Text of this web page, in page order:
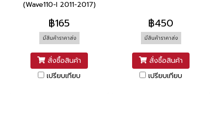
(Wave110-I 2011-2017)
฿165
มีสินค้าราคาส่ง
สั่งซื้อสินค้า
เปรียบเทียบ
฿450
มีสินค้าราคาส่ง
สั่งซื้อสินค้า
เปรียบเทียบ